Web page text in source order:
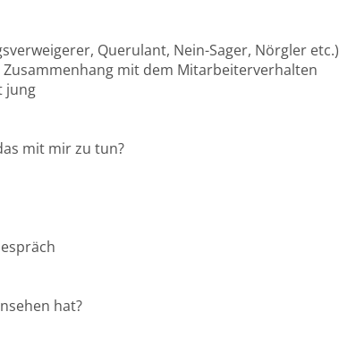
Querulant, Nein-Sager, Nörgler etc.)
mit dem Mitarbeiterverhalten
jung
mit mir zu tun?
hat?